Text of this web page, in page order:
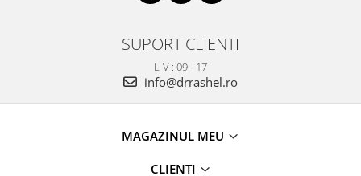
SUPORT CLIENTI
L-V : 09 - 17
info@drrashel.ro
MAGAZINUL MEU
CLIENTI